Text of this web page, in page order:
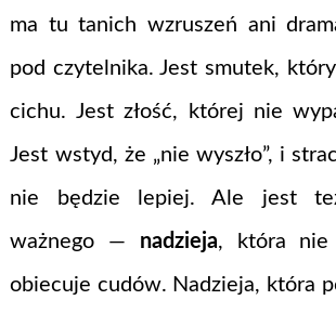
ma tu tanich wzruszeń ani
pod czytelnika. Jest smutek,
cichu. Jest złość, której nie
Jest wstyd, że „nie wyszło”, i
nie będzie lepiej. Ale jest
ważnego — nadzieja, która
obiecuje cudów. Nadzieja, która